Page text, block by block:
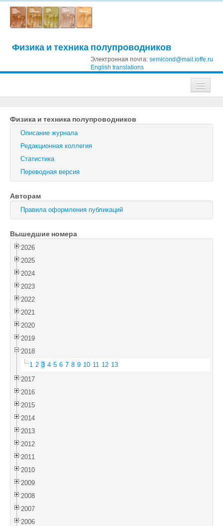
Физика и техника полупроводников
Электронная почта: semicond@mail.ioffe.ru
English translations
Журнал технической физики
Письма в Журнал технической физики
Физика твердого тела
Физика и техника полупроводников
Оптика и спектроскопия
Поиск
Войти
Физика и техника полупроводников
Описание журнала
Редакционная коллегия
Статистика
Переводная версия
Авторам
Правила оформления публикаций
Вышедшие номера
2026
2025
2024
2023
2022
2021
2020
2019
2018
1 2 3 4 5 6 7 8 9 10 11 12 13
2017
2016
2015
2014
2013
2012
2011
2010
2009
2008
2007
2006